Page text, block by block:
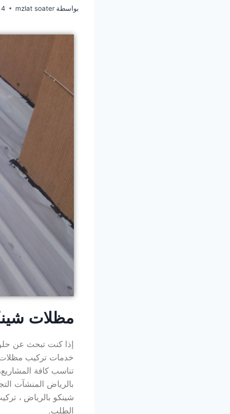
بواسطة mzlat soater 4 نوفمبر، 2024
مظلات
إذا كنت تبحث عن
خدمات تركيب مظلات
تناسب كافة
بالرياض المنشآت
شينكو بالرياض ،
الطلب.